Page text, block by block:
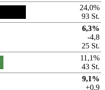
24,0%
93 St.
6,3%
-4,8
25 St.
11,1%
43 St.
9,1%
+0,9